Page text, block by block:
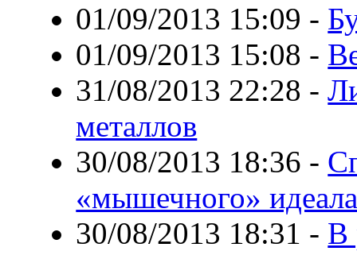
01/09/2013 15:09 -
01/09/2013 15:08 -
31/08/2013 22:28 -
металлов
30/08/2013 18:36 -
«мышечного»
30/08/2013 18:31 - В